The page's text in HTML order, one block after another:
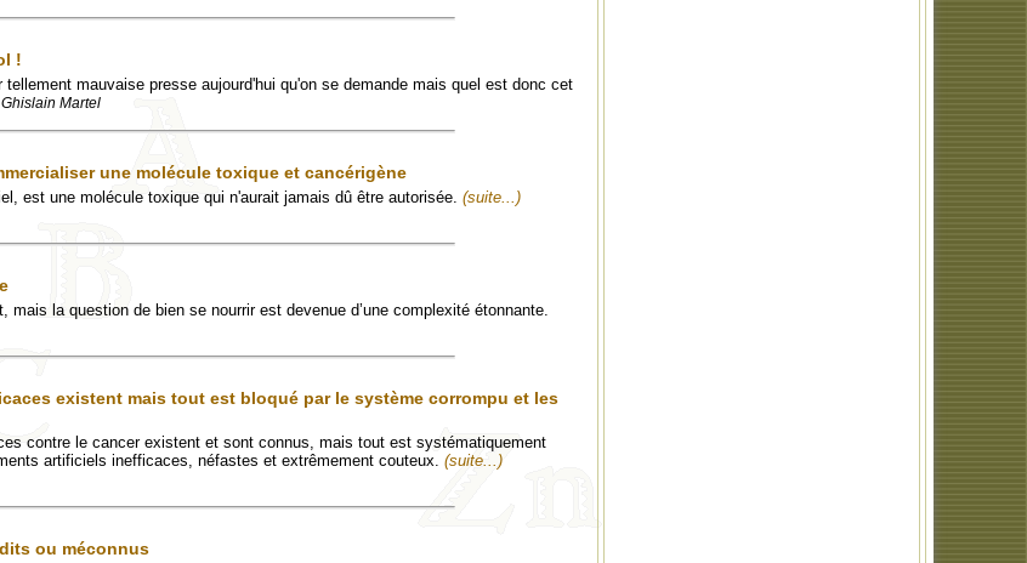
!
mauvaise presse aujourd'hui qu'on se demande mais quel est donc cet
Martel
une molécule toxique et cancérigène
est une molécule toxique qui n'aurait jamais dû être autorisée. (suite...)
mais la question de bien se nourrir est devenue d’une complexité étonnante.
existent mais tout est bloqué par le système corrompu et les
contre le cancer existent et sont connus, mais tout est systématiquement
artificiels inefficaces, néfastes et extrêmement couteux. (suite...)
ou méconnus